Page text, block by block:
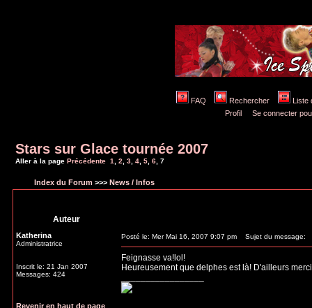
FAQ Rechercher
Liste
Profil
Se connecter
Stars sur Glace tournée 2007
Aller à la page Précédente 1 2 3 4 5 6 7
Index du Forum >>> News / Infos
Auteur
Katherina
Administratrice
Inscrit le: 21 Jan 2007
Messages: 424
Posté le: Mer Mai 16, 2007 9:07 pm Sujet du message:
Feignasse va!lol!
Heureusement que delphes est là! D'ailleurs
Revenir en haut de page